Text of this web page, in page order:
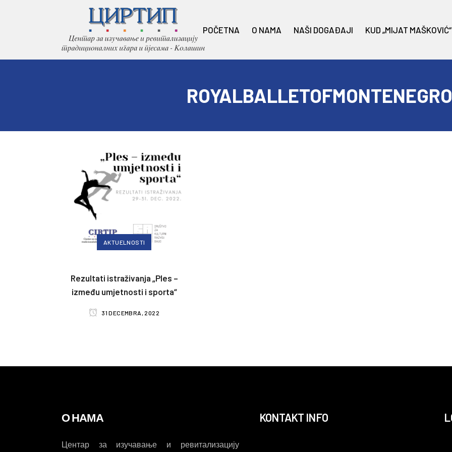
POČETNA O NAMA NAŠI DOGAĐAJI KUD „MIJAT MAŠKOVIĆ“
AKTUELNOSTI
Rezultati istraživanja „Ples –
između umjetnosti i sporta“
31 DECEMBRA, 2022
О НАМА
Центар за изучавање и ревитализацију
KONTAKT INFO